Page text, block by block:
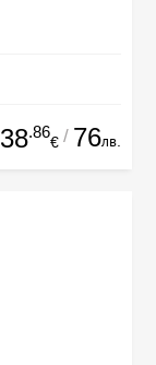
38.86
€ / 76лв.